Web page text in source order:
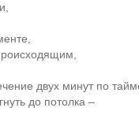
двух минут по
до потолка –